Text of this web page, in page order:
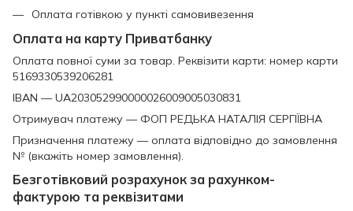
Оплата готівкою у пункті самовивезення
Оплата на карту Приватбанку
Оплата повної суми за товар. Реквізити карти: номер карти
5169330539206281
IBAN — UA203052990000026009005030831
Отримувач платежу — ФОП РЕДЬКА НАТАЛІЯ СЕРГІЇВНА
Призначення платежу — оплата відповідно до замовлення
№ (вкажіть номер замовлення).
Безготівковий розрахунок за рахунком-
фактурою та реквізитами